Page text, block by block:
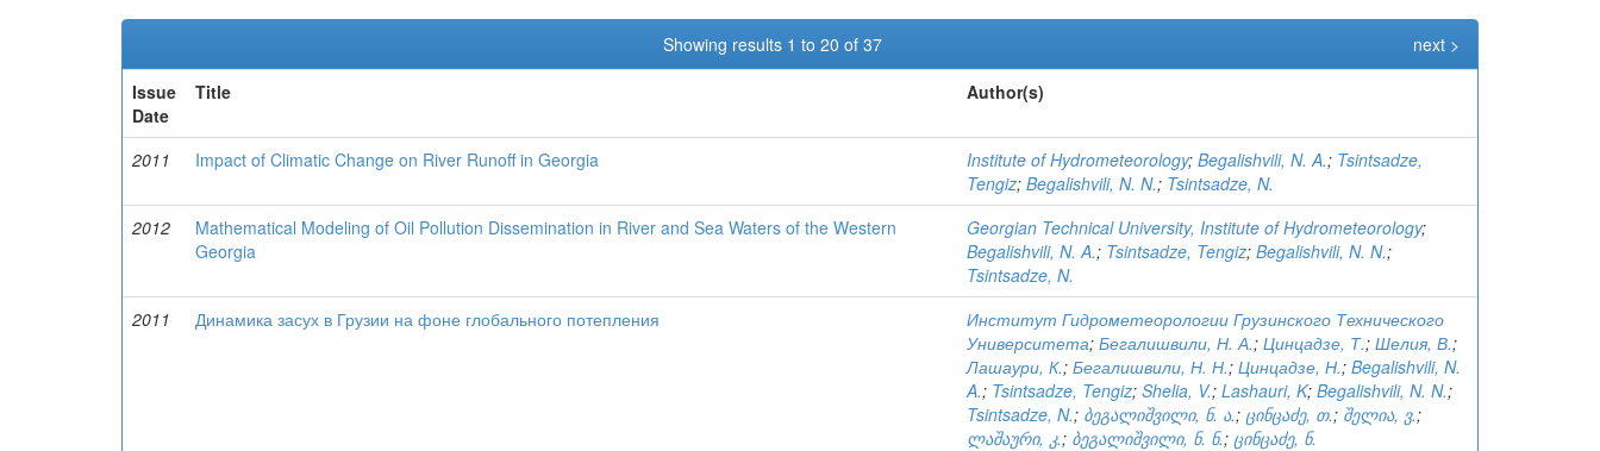
Showing results 1 to 20 of 37
next >
Issue
Date
Title Author(s)
2011 Impact of Climatic Change on River Runoff in Georgia Institute of Hydrometeorology; Begalishvili, N. A.; Tsintsadze,
Tengiz; Begalishvili, N. N.; Tsintsadze, N.
2012
Mathematical Modeling of Oil Pollution Dissemination in River and Sea Waters of the Western
Georgia
Georgian Technical University, Institute of Hydrometeorology;
Begalishvili, N. A.; Tsintsadze, Tengiz; Begalishvili, N. N.;
Tsintsadze, N.
2011
Динамика засух в Грузии на фоне глобального потепления
Институт Гидрометеорологии Грузинского Технического
Университета; Бегалишвили, Н. А.; Цинцадзе, Т.; Шелия, В.;
Лашаури, К.; Бегалишвили, Н. Н.; Цинцадзе, Н.; Begalishvili, N.
A.; Tsintsadze, Tengiz; Shelia, V.; Lashauri, K; Begalishvili, N. N.;
Tsintsadze, N.; ბეგალიშვილი, ნ. ა.; ცინცაძე, თ.; შელია, ვ.;
ლაშაური, კ.; ბეგალიშვილი, ნ. ნ.; ცინცაძე, ნ.